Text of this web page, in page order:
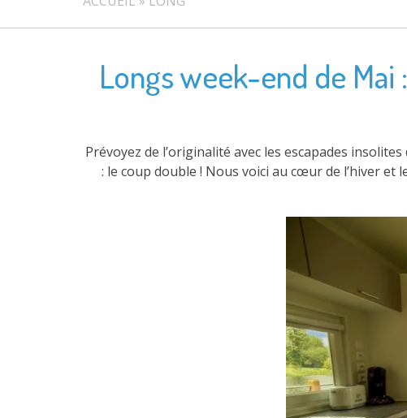
Longs week-end de Mai
Prévoyez de l’originalité avec les escapades
: le coup double ! Nous voici au cœur de l’hiver